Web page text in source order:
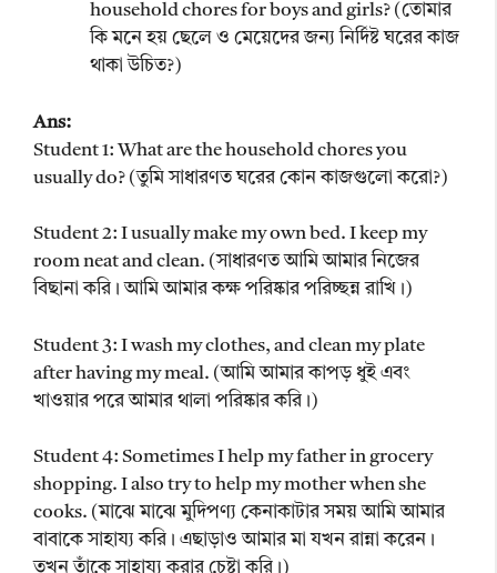
household chores for boys and girls? (তোমার
কি মনে হয় ছেলে ও মেয়েদের জন্য নির্দিষ্ট ঘরের কাজ
থাকা উচিত?)
Ans:
Student 1: What are the household chores you
usually do? (তুমি সাধারণত ঘরের কোন কাজগুলো করো?)
Student 2: I usually make my own bed. I keep my
room neat and clean. (সাধারণত আমি আমার নিজের
বিছানা করি। আমি আমার কক্ষ পরিষ্কার পরিচ্ছন্ন রাখি।)
Student 3: I wash my clothes, and clean my plate
after having my meal. (আমি আমার কাপড় ধুই এবং
খাওয়ার পরে আমার থালা পরিষ্কার করি।)
Student 4: Sometimes I help my father in grocery
shopping. I also try to help my mother when she
cooks. (মাঝে মাঝে মুদিপণ্য কেনাকাটার সময় আমি আমার
বাবাকে সাহায্য করি। এছাড়াও আমার মা যখন রান্না করেন।
তখন তাঁকে সাহায্য করার চেষ্টা করি।)